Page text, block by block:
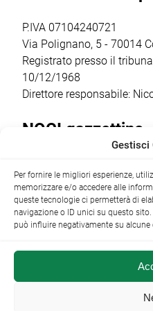
studenti, […]
P.IVA 07104240721
Via Polignano, 5 - 70014
Registrato presso il
10/12/1968
Direttore responsabile:
NOCI gazzettino
+39 080 4979274|
Archivio
NOCI
Gestisci
Per fornire le migliori esperienze,
memorizzare e/o accedere alle
queste tecnologie ci permetterà di
navigazione o ID unici su questo
può influire negativamente su